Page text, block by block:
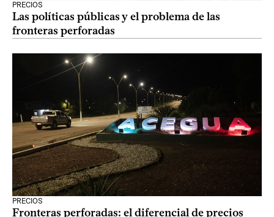
PRECIOS
Las políticas públicas y el problema de las
fronteras perforadas
PRECIOS
Fronteras perforadas: el diferencial de precios